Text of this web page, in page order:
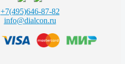
+7(495)646-87-82
info@dialcon.ru